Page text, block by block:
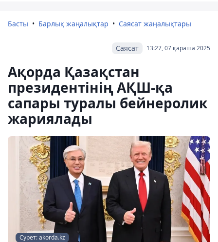
Басты Барлық жаңалықтар Саясат жаңалықтары
13:27, 07 қараша 2025
Саясат
Ақорда Қазақстан
президентінің АҚШ-қа
сапары туралы бейнеролик
жариялады
Сурет: akorda.kz